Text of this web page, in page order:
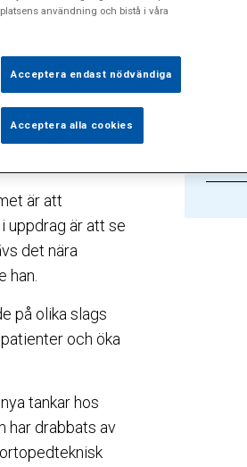
om
är att
uppdrag är att se
det nära
han.
på olika slags
och öka
tankar hos
har drabbats av
användning och bistå i våra
Acceptera endast nödvändiga
Acceptera alla cookies